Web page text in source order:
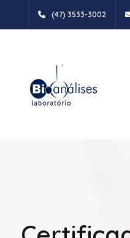
(47) 3533-3002